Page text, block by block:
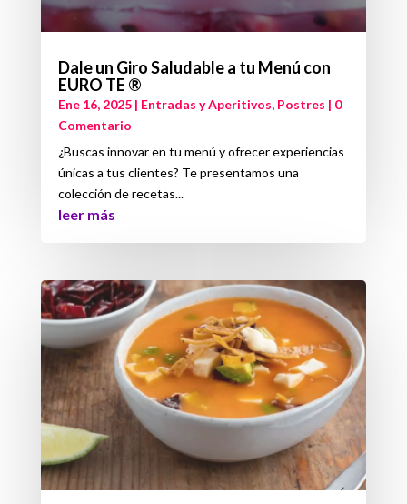
Dale un Giro Saludable a tu Menú con
EURO TE ®
Ene 16, 2025| Entradas y Aperitivos, Postres | 0
Comentario
¿Buscas innovar en tu menú y ofrecer experiencias
únicas a tus clientes? Te presentamos una
colección de recetas...
leer más